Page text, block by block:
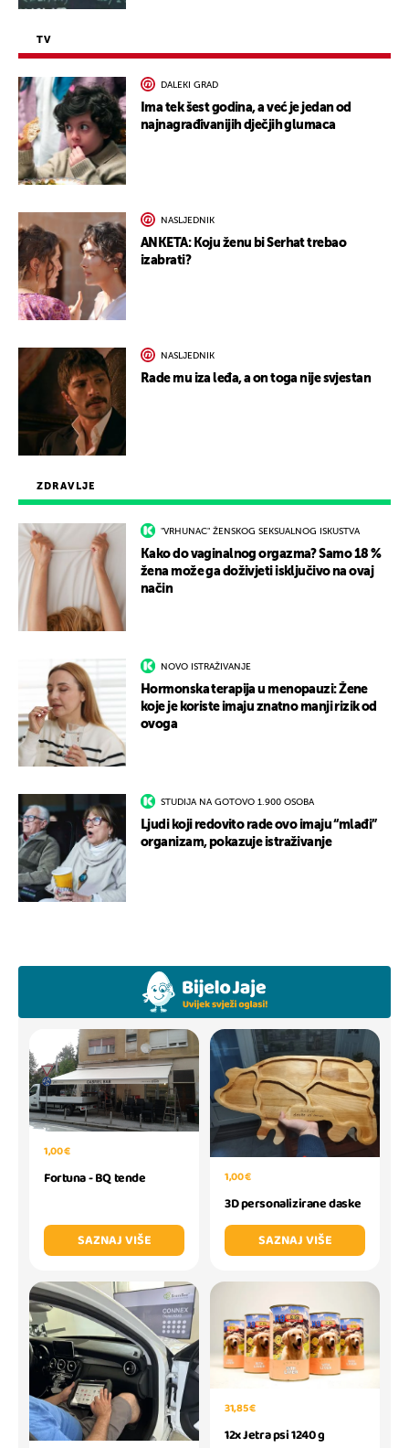
ZDRAVLJE
"VRHUNAC" ŽENSKOG SEKSUALNOG ISKUSTVA
Kako do vaginalnog orgazma? Samo 18 %
žena može ga doživjeti isključivo na ovaj
način
NOVO ISTRAŽIVANJE
Hormonska terapija u menopauzi: Žene
koje je koriste imaju znatno manji rizik od
ovoga
STUDIJA NA GOTOVO 1.900 OSOBA
Ljudi koji redovito rade ovo imaju “mlađi”
organizam, pokazuje istraživanje
TV
DALEKI GRAD
Ima tek šest godina, a već je jedan od
najnagrađivanijih dječjih glumaca
NASLJEDNIK
ANKETA: Koju ženu bi Serhat trebao
izabrati?
NASLJEDNIK
Rade mu iza leđa, a on toga nije svjestan
1,00 €
Fortuna - BQ tende
SAZNAJ VIŠE
1,00 €
3D personalizirane daske
SAZNAJ VIŠE
31,85 €
12x Jetra psi 1240 g